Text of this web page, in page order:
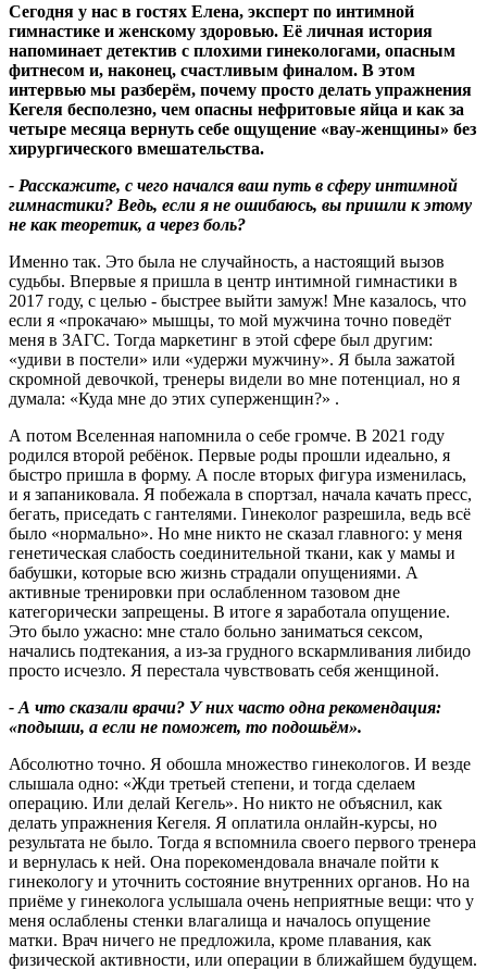
Сегодня у нас в гостях Елена, эксперт по интимной
гимнастике и женскому здоровью. Её личная история
напоминает детектив с плохими гинекологами, опасным
фитнесом и, наконец, счастливым финалом. В этом
интервью мы разберём, почему просто делать упражнения
Кегеля бесполезно, чем опасны нефритовые яйца и как за
четыре месяца вернуть себе ощущение «вау‑женщины» без
хирургического вмешательства.
- Расскажите, с чего начался ваш путь в сферу интимной
гимнастики? Ведь, если я не ошибаюсь, вы пришли к этому
не как теоретик, а через боль?
Именно так. Это была не случайность, а настоящий вызов
судьбы. Впервые я пришла в центр интимной гимнастики в
2017 году, с целью - быстрее выйти замуж! Мне казалось, что
если я «прокачаю» мышцы, то мой мужчина точно поведёт
меня в ЗАГС. Тогда маркетинг в этой сфере был другим:
«удиви в постели» или «удержи мужчину». Я была зажатой
скромной девочкой, тренеры видели во мне потенциал, но я
думала: «Куда мне до этих суперженщин?» .
А потом Вселенная напомнила о себе громче. В 2021 году
родился второй ребёнок. Первые роды прошли идеально, я
быстро пришла в форму. А после вторых фигура изменилась,
и я запаниковала. Я побежала в спортзал, начала качать пресс,
бегать, приседать с гантелями. Гинеколог разрешила, ведь всё
было «нормально». Но мне никто не сказал главного: у меня
генетическая слабость соединительной ткани, как у мамы и
бабушки, которые всю жизнь страдали опущениями. А
активные тренировки при ослабленном тазовом дне
категорически запрещены. В итоге я заработала опущение.
Это было ужасно: мне стало больно заниматься сексом,
начались подтекания, а из‑за грудного вскармливания либидо
просто исчезло. Я перестала чувствовать себя женщиной.
- А что сказали врачи? У них часто одна рекомендация:
«подыши, а если не поможет, то подошьём».
Абсолютно точно. Я обошла множество гинекологов. И везде
слышала одно: «Жди третьей степени, и тогда сделаем
операцию. Или делай Кегель». Но никто не объяснил, как
делать упражнения Кегеля. Я оплатила онлайн-курсы, но
результата не было. Тогда я вспомнила своего первого тренера
и вернулась к ней. Она порекомендовала вначале пойти к
гинекологу и уточнить состояние внутренних органов. Но на
приёме у гинеколога услышала очень неприятные вещи: что у
меня ослаблены стенки влагалища и началось опущение
матки. Врач ничего не предложила, кроме плавания, как
физической активности, или операции в ближайшем будущем.